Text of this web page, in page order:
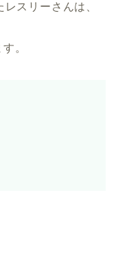
スリーさんは、
。